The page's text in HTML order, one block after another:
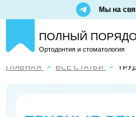
Мы на
ПОЛНЫЙ
Ортодонтия и стоматология
ГЛАВНАЯ ВСЕ СТАТЬИ